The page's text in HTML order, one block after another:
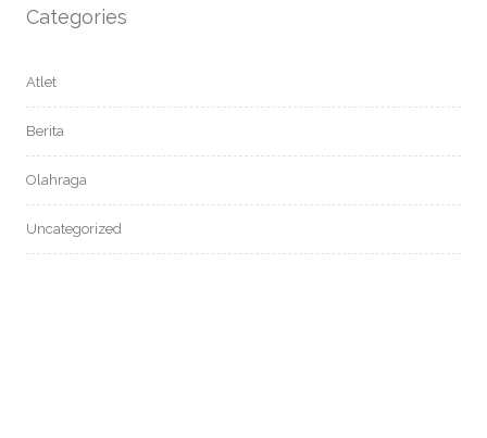
Categories
Atlet
Berita
Olahraga
Uncategorized